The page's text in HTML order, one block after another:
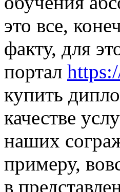
это все,
факту, для
портал
купить
качестве
наших
примеру,
в